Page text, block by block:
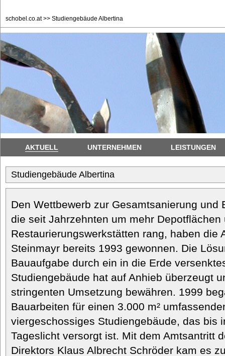
schobel.co.at>> Studiengebäude Albertina
AKTUELL UNTERNEHMEN LEISTUNGEN
Studiengebäude Albertina
Den Wettbewerb zur Gesamtsanierung und
die seit Jahrzehnten um mehr Depotflächen
Restaurierungswerkstätten rang, haben die
Steinmayr bereits 1993 gewonnen. Die
Bauaufgabe durch ein in die Erde
Studiengebäude hat auf Anhieb überzeugt
stringenten Umsetzung bewähren. 1999
Bauarbeiten für einen 3.000 m²
viergeschossiges Studiengebäude, das bis
Tageslicht versorgt ist. Mit dem Amtsantritt
Direktors Klaus Albrecht Schröder kam es